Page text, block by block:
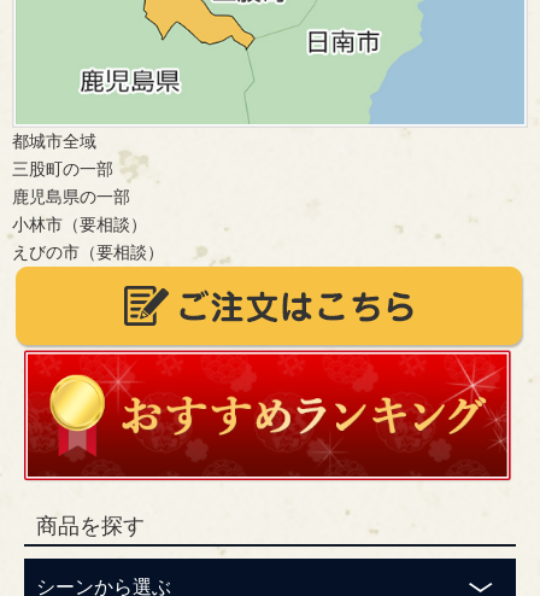
都城市全域
三股町の一部
鹿児島県の一部
小林市（要相談）
えびの市（要相談）
商品を探す
シーンから選ぶ